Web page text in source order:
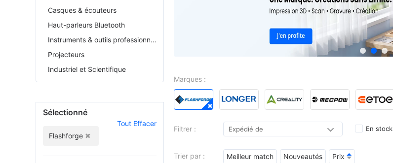
Marques :
Hiwill LIONSHEE
Filtrer : Expédié de En stock
Trier par : Meilleur match Nouveautés Prix
Casques & écouteurs
Haut-parleurs Bluetooth
Instruments & outils professionnels
Projecteurs
Industriel et Scientifique
Sélectionné
Tout Effacer
Flashforge